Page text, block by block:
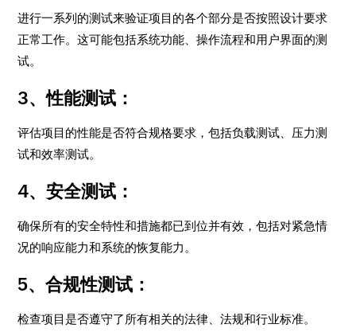
进行一系列的测试来验证项目的各个部分是否按照设计要求
正常工作。这可能包括系统功能、操作流程和用户界面的测
试。
3、性能测试：
评估项目的性能是否符合规格要求，包括负载测试、压力测
试和效率测试。
4、安全测试：
确保所有的安全特性和措施都已到位并有效，包括对紧急情
况的响应能力和系统的恢复能力。
5、合规性测试：
检查项目是否遵守了所有相关的法律、法规和行业标准。